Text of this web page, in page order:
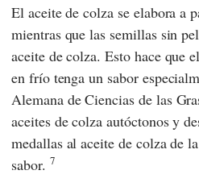
El aceite de colza se elabora a
mientras que las semillas sin
aceite de colza. Esto hace que
en frío tenga un sabor
Alemana de Ciencias de las
aceites de colza autóctonos y
medallas al aceite de colza de
sabor. 7